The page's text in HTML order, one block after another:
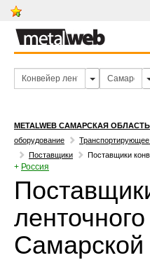
METALWEB САМАРСКАЯ ОБЛАСТЬ
оборудование
Поставщики
Поставщики
+ Россия
Самарской